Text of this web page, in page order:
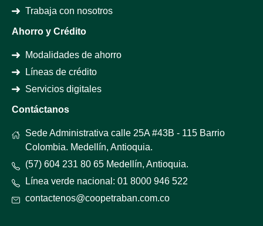
Trabaja con nosotros
Ahorro y Crédito
Modalidades de ahorro
Líneas de crédito
Servicios digitales
Contáctanos
Sede Administrativa calle 25A #43B - 115 Barrio
Colombia. Medellín, Antioquia.
(57) 604 231 80 65 Medellín, Antioquia.
Línea verde nacional: 01 8000 946 522
contactenos@coopetraban.com.co